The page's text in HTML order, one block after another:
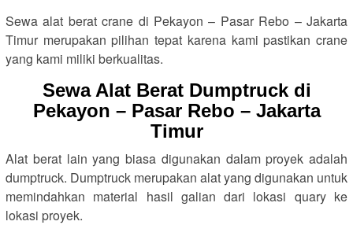
Sewa alat berat crane di Pekayon – Pasar Rebo – Jakarta
Timur merupakan pilihan tepat karena kami pastikan crane
yang kami miliki berkualitas.
Sewa Alat Berat Dumptruck di
Pekayon – Pasar Rebo – Jakarta
Timur
Alat berat lain yang biasa digunakan dalam proyek adalah
dumptruck. Dumptruck merupakan alat yang digunakan untuk
memindahkan material hasil galian dari lokasi quary ke
lokasi proyek.